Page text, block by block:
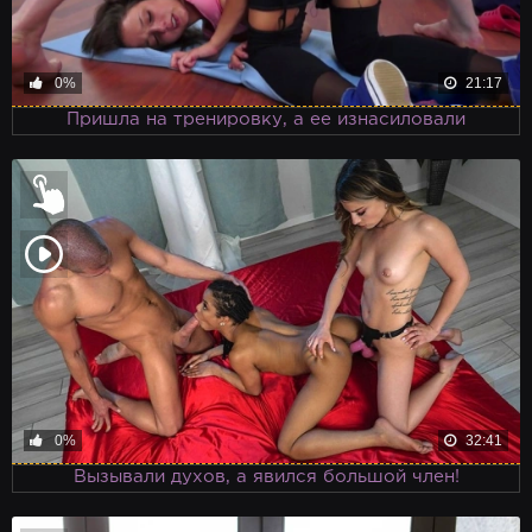
0% 21:17
Пришла на тренировку, а ее изнасиловали
0% 32:41
Вызывали духов, а явился большой член!